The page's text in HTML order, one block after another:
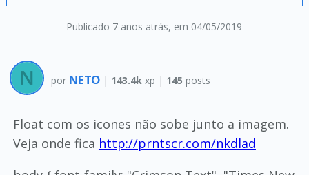
Publicado 7 anos atrás, em 04/05/2019
por NETO | 143.4k xp | 145 posts
Float com os icones não sobe junto a imagem.
Veja onde fica http://prntscr.com/nkdlad